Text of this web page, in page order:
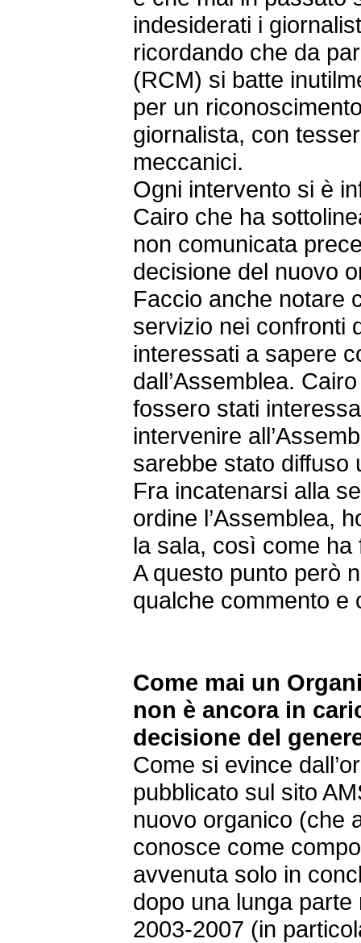
indesiderati i
ricordando che da
(RCM) si batte
per un
giornalista, con
meccanici.
Ogni intervento si è
Cairo che ha
non comunicata
decisione del nuovo
Faccio anche notare
servizio nei confronti
interessati a sapere
dall’Assemblea.
fossero stati
intervenire
sarebbe stato diffuso
Fra incatenarsi alla
ordine l’Assemblea,
la sala, così come ha
A questo punto però
qualche commento e
Come mai un
non è ancora in
decisione del
Come si evince
pubblicato sul sito
nuovo organico (che
conosce come
avvenuta solo in
dopo una lunga
2003-2007 (in